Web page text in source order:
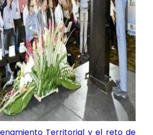
Territorial y el reto de